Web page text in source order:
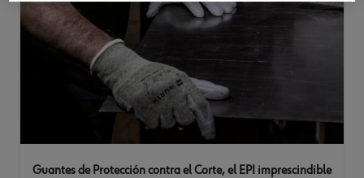
Guantes de Protección contra el Corte, el EPI imprescindible